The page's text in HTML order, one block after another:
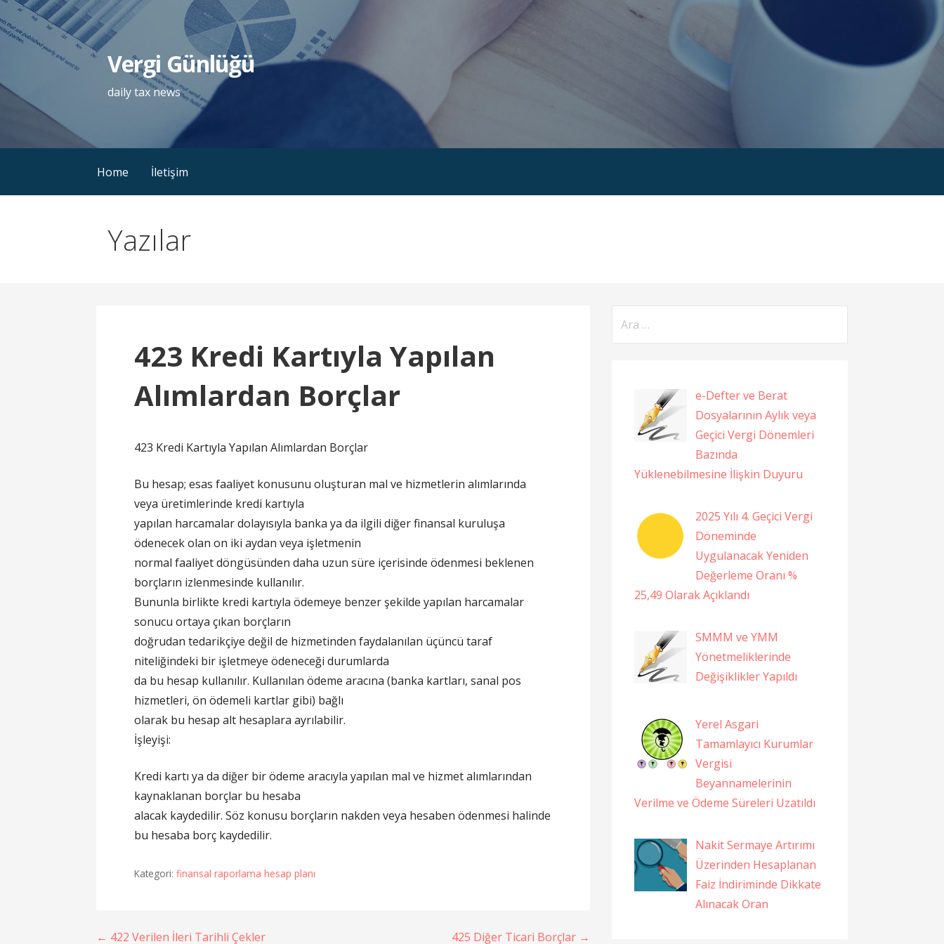
İçeriğe
atla
Vergi Günlüğü
daily tax news
Home İletişim
Yazılar
423 Kredi Kartıyla Yapılan
Alımlardan Borçlar
423 Kredi Kartıyla Yapılan Alımlardan Borçlar
Bu hesap; esas faaliyet konusunu oluşturan mal ve hizmetlerin alımlarında
veya üretimlerinde kredi kartıyla
yapılan harcamalar dolayısıyla banka ya da ilgili diğer finansal kuruluşa
ödenecek olan on iki aydan veya işletmenin
normal faaliyet döngüsünden daha uzun süre içerisinde ödenmesi beklenen
borçların izlenmesinde kullanılır.
Bununla birlikte kredi kartıyla ödemeye benzer şekilde yapılan harcamalar
sonucu ortaya çıkan borçların
doğrudan tedarikçiye değil de hizmetinden faydalanılan üçüncü taraf
niteliğindeki bir işletmeye ödeneceği durumlarda
da bu hesap kullanılır. Kullanılan ödeme aracına (banka kartları, sanal pos
hizmetleri, ön ödemeli kartlar gibi) bağlı
olarak bu hesap alt hesaplara ayrılabilir.
İşleyişi:
Kredi kartı ya da diğer bir ödeme aracıyla yapılan mal ve hizmet alımlarından
kaynaklanan borçlar bu hesaba
alacak kaydedilir. Söz konusu borçların nakden veya hesaben ödenmesi halinde
bu hesaba borç kaydedilir.
Kategori:finansal raporlama hesap planı
← 422 Verilen İleri Tarihli Çekler 425 Diğer Ticari Borçlar →
e-Defter ve Berat
Dosyalarının Aylık veya
Geçici Vergi Dönemleri
Bazında
Yüklenebilmesine İlişkin Duyuru
2025 Yılı 4. Geçici Vergi
Döneminde
Uygulanacak Yeniden
Değerleme Oranı %
25,49 Olarak Açıklandı
SMMM ve YMM
Yönetmeliklerinde
Değişiklikler Yapıldı
Yerel Asgari
Tamamlayıcı Kurumlar
Vergisi
Beyannamelerinin
Verilme ve Ödeme Süreleri Uzatıldı
Nakit Sermaye Artırımı
Üzerinden Hesaplanan
Faiz İndiriminde Dikkate
Alınacak Oran